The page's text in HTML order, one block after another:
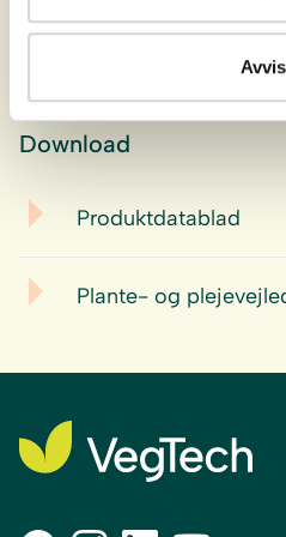
Sumpzone,
Download
Produktdatablad
Plante- og